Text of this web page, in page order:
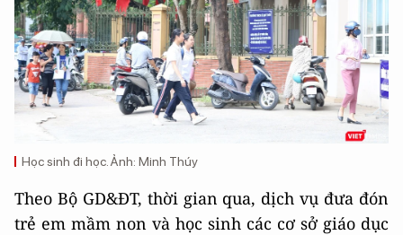
Học sinh đi học. Ảnh: Minh Thúy
Theo Bộ GD&ĐT, thời gian qua, dịch vụ đưa đón
trẻ em mầm non và học sinh các cơ sở giáo dục